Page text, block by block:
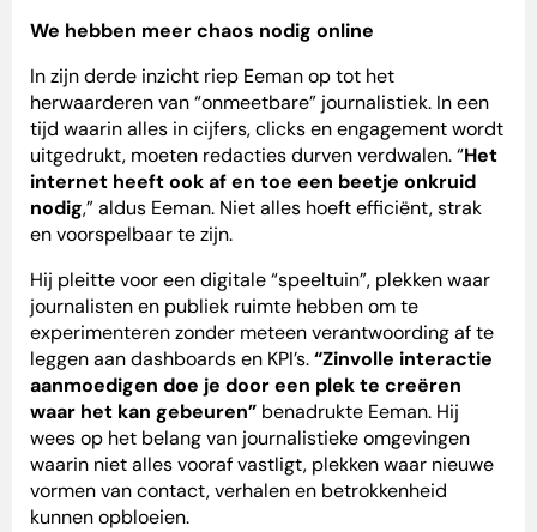
We hebben meer chaos nodig online
In zijn derde inzicht riep Eeman op tot het
herwaarderen van “onmeetbare” journalistiek. In een
tijd waarin alles in cijfers, clicks en engagement wordt
uitgedrukt, moeten redacties durven verdwalen. “Het
internet heeft ook af en toe een beetje onkruid
nodig,” aldus Eeman. Niet alles hoeft efficiënt, strak
en voorspelbaar te zijn.
Hij pleitte voor een digitale “speeltuin”, plekken waar
journalisten en publiek ruimte hebben om te
experimenteren zonder meteen verantwoording af te
leggen aan dashboards en KPI’s.“Zinvolle interactie
aanmoedigen doe je door een plek te creëren
waar het kan gebeuren” benadrukte Eeman. Hij
wees op het belang van journalistieke omgevingen
waarin niet alles vooraf vastligt, plekken waar nieuwe
vormen van contact, verhalen en betrokkenheid
kunnen opbloeien.